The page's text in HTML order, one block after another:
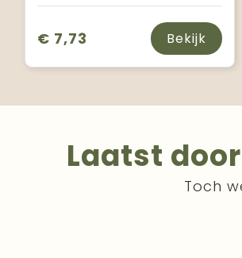
€ 7,73 Bekijk
Laatst
Toch